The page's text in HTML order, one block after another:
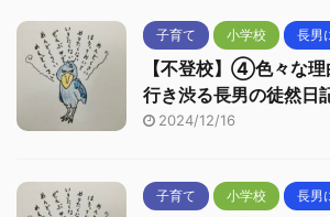
子育て 小学校 長男
【不登校】④色々な
行き渋る長男の徒然日
2024/12/16
子育て 小学校 長男